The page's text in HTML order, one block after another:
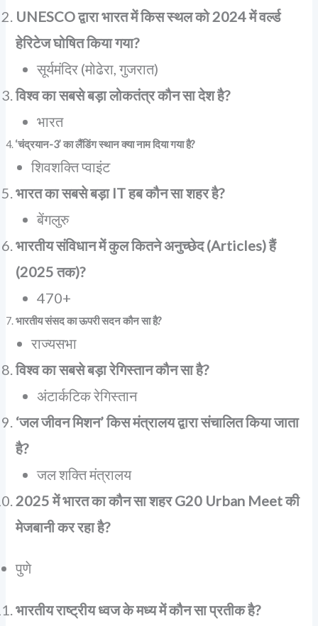
UNESCO द्वारा भारत में किस स्थल को 2024 में वर्ल्ड
हेरिटेज घोषित किया गया?
सूर्यमंदिर (मोढेरा, गुजरात)
विश्व का सबसे बड़ा लोकतंत्र कौन सा देश है?
भारत
‘चंद्रयान-3’ का लैंडिंग स्थान क्या नाम दिया गया है?
शिवशक्ति प्वाइंट
भारत का सबसे बड़ा IT हब कौन सा शहर है?
बेंगलुरु
भारतीय संविधान में कुल कितने अनुच्छेद (Articles) हैं
(2025 तक)?
470+
भारतीय संसद का ऊपरी सदन कौन सा है?
राज्यसभा
विश्व का सबसे बड़ा रेगिस्तान कौन सा है?
अंटार्कटिक रेगिस्तान
‘जल जीवन मिशन’ किस मंत्रालय द्वारा संचालित किया जाता
है?
जल शक्ति मंत्रालय
2025 में भारत का कौन सा शहर G20 Urban Meet की
मेजबानी कर रहा है?
पुणे
भारतीय राष्ट्रीय ध्वज के मध्य में कौन सा प्रतीक है?